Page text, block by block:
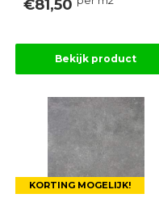
€81,50
Bekijk product
KORTING MOGELIJK!